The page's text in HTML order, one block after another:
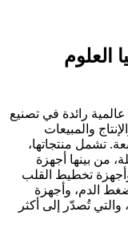
العلوم
وهي شركة عالمية رائدة في تصنيع
والمبيعات
تشمل منتجاتها،
فئات، أكثر من 20 سلسلة، من بينها أجهزة
تخطيط القلب
الدم، وأجهزة
تُصدّر إلى أكثر